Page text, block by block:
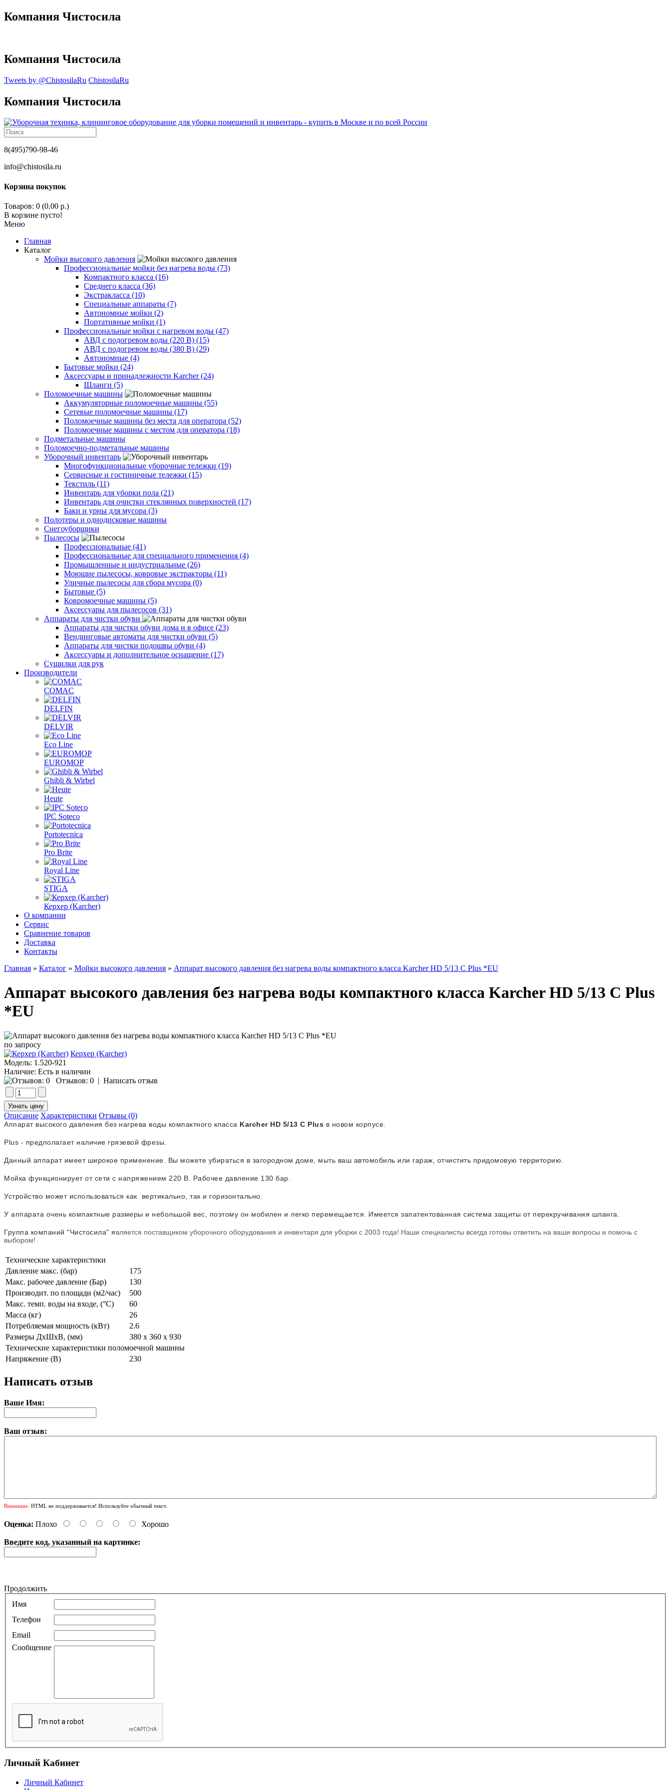
Компания Чистосила
Компания Чистосила
Tweets by @ChistosilaRu ChistosilaRu
Компания Чистосила
8(495)790-98-46
info@chistosila.ru
Корзина покупок
Товаров: 0 (0.00 р.)
В корзине пусто!
Меню
Главная
Каталог
Мойки высокого давления
Профессиональные мойки без нагрева воды (73)
Компактного класса (16)
Среднего класса (36)
Экстракласса (10)
Специальные аппараты (7)
Автономные мойки (2)
Портативные мойки (1)
Профессиональные мойки с нагревом воды (47)
АВД с подогревом воды (220 В) (15)
АВД с подогревом воды (380 В) (29)
Автономные (4)
Бытовые мойки (24)
Аксессуары и принадлежности Karcher (24)
Шланги (5)
Поломоечные машины
Аккумуляторные поломоечные машины (55)
Сетевые поломоечные машины (17)
Поломоечные машины без места для оператора (52)
Поломоечные машины с местом для оператора (18)
Подметальные машины
Поломоечно-подметальные машины
Уборочный инвентарь
Многофункциональные уборочные тележки (19)
Сервисные и гостиничные тележки (15)
Текстиль (11)
Инвентарь для уборки пола (21)
Инвентарь для очистки стеклянных поверхностей (17)
Баки и урны для мусора (3)
Полотеры и однодисковые машины
Снегоуборщики
Пылесосы
Профессиональные (41)
Профессиональные для специального применения (4)
Промышленные и индустриальные (26)
Моющие пылесосы, ковровые экстракторы (11)
Уличные пылесосы для сбора мусора (0)
Бытовые (5)
Ковромоечные машины (5)
Аксессуары для пылесосов (31)
Аппараты для чистки обуви
Аппараты для чистки обуви дома и в офисе (23)
Вендинговые автоматы для чистки обуви (5)
Аппараты для чистки подошвы обуви (4)
Аксессуары и дополнительное оснащение (17)
Сушилки для рук
Производители
COMAC
DELFIN
DELVIR
Eco Line
EUROMOP
Ghibli & Wirbel
Heute
IPC Soteco
Portotecnica
Pro Brite
Royal Line
STIGA
Керхер (Karcher)
О компании
Сервис
Сравнение товаров
Доставка
Контакты
Главная » Каталог » Мойки высокого давления » Аппарат высокого давления без нагрева воды компактного класса Karcher HD 5/13 C Plus *EU
Аппарат высокого давления без нагрева воды компактного класса Karcher HD 5/13 C Plus
*EU
по запросу
Керхер (Karcher)
Модель: 1.520-921
Наличие: Есть в наличии
Отзывов: 0 | Написать отзыв
Описание Характеристики Отзывы (0)
Аппарат высокого давления без нагрева воды компактного класса Karcher HD 5/13 С Plus в новом корпусе.
Plus - предполагает наличие грязевой фрезы.
Данный аппарат имеет широкое применение. Вы можете убираться в загородном доме, мыть ваш автомобиль или гараж, отчистить придомовую территорию.
Мойка функционирует от сети с напряжением 220 В. Рабочее давление 130 бар.
Устройство может использоваться как вертикально, так и горизонтально.
У аппарата очень компактные размеры и небольшой вес, поэтому он мобилен и легко перемещается. Имеется запатентованная система защиты от перекручивания шланга.
Группа компаний "Чистосила" является поставщиком уборочного оборудования и инвентаря для уборки с 2003 года! Наши специалисты всегда готовы ответить на ваши вопросы и помочь с
выбором!
Технические характеристики
Давление макс. (бар)
175
Макс. рабочее давление (Бар)
130
Производит. по площади (м2/час)
500
Макс. темп. воды на входе, (°С)
60
Масса (кг)
26
Потребляемая мощность (кВт)
2.6
Размеры ДхШхВ, (мм)
380 x 360 x 930
Технические характеристики поломоечной машины
Напряжение (В)
230
Написать отзыв
Ваше Имя:
Ваш отзыв:
Внимание: HTML не поддерживается! Используйте обычный текст.
Оценка: Плохо Хорошо
Введите код, указанный на картинке:
Продолжить
Имя
Телефон
Email
Сообщение
Личный Кабинет
Личный Кабинет